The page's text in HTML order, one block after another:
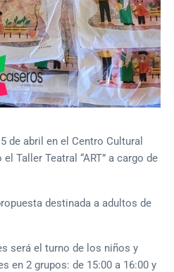
de abril en el Centro Cultural
Taller Teatral “ART” a cargo de
destinada a adultos de
será el turno de los niños y
en 2 grupos: de 15:00 a 16:00 y